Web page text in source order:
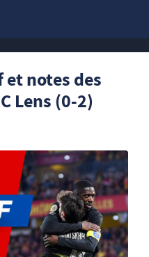
notes des
Lens (0-2)